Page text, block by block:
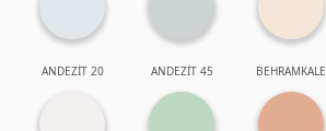
ANDEZİT 20 ANDEZİT 45 BEHRAMKALE